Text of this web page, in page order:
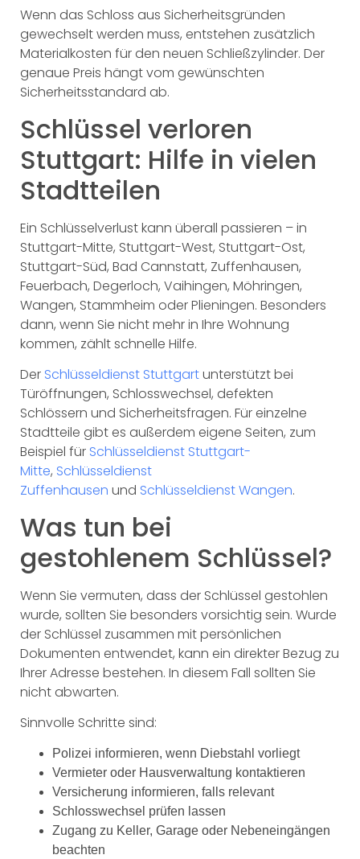
Wenn das Schloss aus Sicherheitsgründen
gewechselt werden muss, entstehen zusätzlich
Materialkosten für den neuen Schließzylinder. Der
genaue Preis hängt vom gewünschten
Sicherheitsstandard ab.
Schlüssel verloren
Stuttgart: Hilfe in vielen
Stadtteilen
Ein Schlüsselverlust kann überall passieren – in
Stuttgart-Mitte, Stuttgart-West, Stuttgart-Ost,
Stuttgart-Süd, Bad Cannstatt, Zuffenhausen,
Feuerbach, Degerloch, Vaihingen, Möhringen,
Wangen, Stammheim oder Plieningen. Besonders
dann, wenn Sie nicht mehr in Ihre Wohnung
kommen, zählt schnelle Hilfe.
Der Schlüsseldienst Stuttgartunterstützt bei
Türöffnungen, Schlosswechsel, defekten
Schlössern und Sicherheitsfragen. Für einzelne
Stadtteile gibt es außerdem eigene Seiten, zum
Beispiel für Schlüsseldienst Stuttgart-
Mitte, Schlüsseldienst
Zuffenhausen und Schlüsseldienst Wangen.
Was tun bei
gestohlenem Schlüssel?
Wenn Sie vermuten, dass der Schlüssel gestohlen
wurde, sollten Sie besonders vorsichtig sein. Wurde
der Schlüssel zusammen mit persönlichen
Dokumenten entwendet, kann ein direkter Bezug zu
Ihrer Adresse bestehen. In diesem Fall sollten Sie
nicht abwarten.
Sinnvolle Schritte sind:
Polizei informieren, wenn Diebstahl vorliegt
Vermieter oder Hausverwaltung kontaktieren
Versicherung informieren, falls relevant
Schlosswechsel prüfen lassen
Zugang zu Keller, Garage oder Nebeneingängen
beachten